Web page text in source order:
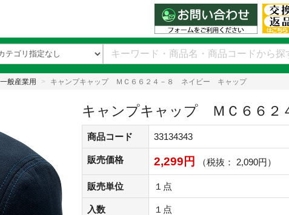
一般産業用 キャンプキャップ ＭＣ６６２４－８ ネイビー キャップ
キャンプキャップ ＭＣ６６
商品コード 33134343
販売価格 2,299円 （税抜： 2,090円）
販売単位 １点
入数 １点